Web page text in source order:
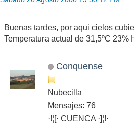
Buenas tardes, por aqui cielos
Temperatura actual de 31,5ºC 23%
Conquense
Nubecilla
Mensajes: 76
·!¦[· CUENCA ·]¦!·